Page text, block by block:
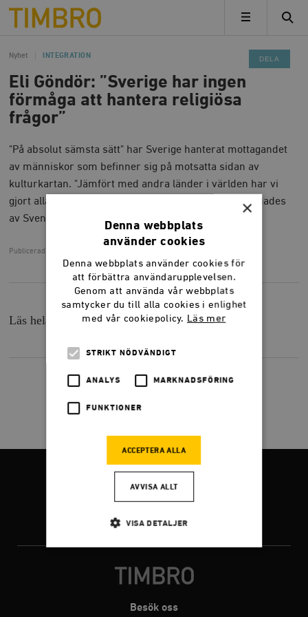
Timbro
MENY
Nyhet INTEGRATION
Eli Göndör: ”Sverige har ingen
förmåga att hantera religiösa
frågor”
"På absolut sämsta sätt" har Sverige hanterat mottagandet
av människor som befinner sig på motsatta sidan av
kulturkartan. "Jämfört med andra länder i världen har vi
gjort alla fel samtidigt", sa Eli Göndör när han intervjuades
av Svenska Dagbladets ledarsida.
Publicerad
Läs hela intervjun påsvd.se.
DELA
Besök oss
×
Denna webbplats
använder cookies
Denna webbplats använder cookies för
att förbättra användarupplevelsen.
Genom att använda vår webbplats
samtycker du till alla cookies i enlighet
med vår cookiepolicy. Läs mer
STRIKT NÖDVÄNDIGT
ANALYS MARKNADSFÖRING
FUNKTIONER
ACCEPTERA ALLA
AVVISA ALLT
VISA DETALJER
Strikt nödvändigt Analys